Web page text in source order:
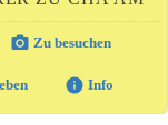
photo_camera Zu besuchen
info Info